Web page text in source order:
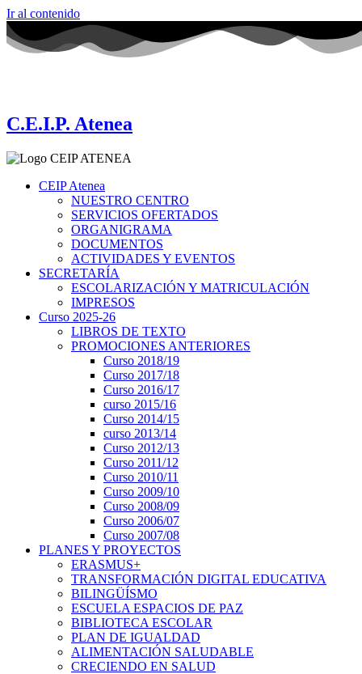
Ir al contenido
C.E.I.P. Atenea
CEIP Atenea
NUESTRO CENTRO
SERVICIOS OFERTADOS
ORGANIGRAMA
DOCUMENTOS
ACTIVIDADES Y EVENTOS
SECRETARÍA
ESCOLARIZACIÓN Y MATRICULACIÓN
IMPRESOS
Curso 2025-26
LIBROS DE TEXTO
PROMOCIONES ANTERIORES
Curso 2018/19
Curso 2017/18
Curso 2016/17
curso 2015/16
Curso 2014/15
curso 2013/14
Curso 2012/13
Curso 2011/12
Curso 2010/11
Curso 2009/10
Curso 2008/09
Curso 2006/07
Curso 2007/08
PLANES Y PROYECTOS
ERASMUS+
TRANSFORMACIÓN DIGITAL EDUCATIVA
BILINGÜÍSMO
ESCUELA ESPACIOS DE PAZ
BIBLIOTECA ESCOLAR
PLAN DE IGUALDAD
ALIMENTACIÓN SALUDABLE
CRECIENDO EN SALUD